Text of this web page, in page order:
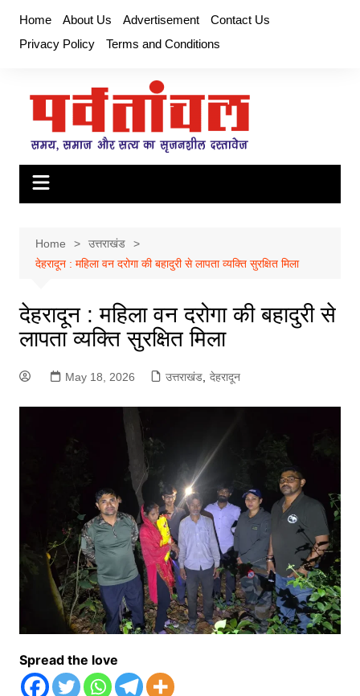
content
Home About Us Advertisement
Contact Us
Privacy Policy
Terms and Conditions
Home
उत्तराखंड
देहरादून : महिला वन दरोगा की बहादुरी से लापता व्यक्ति सुरक्षित मिला
देहरादून : महिला वन दरोगा की बहादुरी से
लापता व्यक्ति सुरक्षित मिला
May 18, 2026 उत्तराखंड, देहरादून
Spread the love